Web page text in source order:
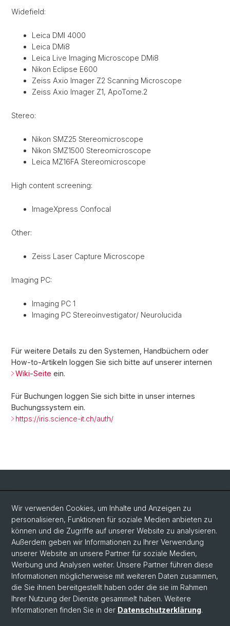
Widefield:
Leica DMI 4000
Leica DMi8
Leica Live Imaging Microscope DMi8
Nikon Eclipse E600
Zeiss Axio Imager Z2 Scanning Microscope
Zeiss Axio Imager Z1, ApoTome.2
Stereo:
Nikon SMZ25 Stereomicroscope
Nikon SMZ1500 Stereomicroscope
Leica MZ16FA Stereomicroscope
High content screening:
ImageXpress Confocal
Other:
Zeiss Laser Capture Microscope
Imaging PC:
Imaging PC 1
Imaging PC Stereoinvestigator/ Neurolucida
Für weitere Details zu den Systemen, Handbüchern oder
How-to-Artikeln loggen Sie sich bitte auf unserer internen
Wiki-Seite ein.
Für Buchungen loggen Sie sich bitte in unser internes
Buchungssystem ein.
https://iris.science-it.ch/auth/
Social Media
LinkedIn
Bluesky
Vimeo
Wir verwenden Cookies, um Inhalte und Anzeigen zu
personalisieren, Funktionen für soziale Medien anbieten zu
können und die Zugriffe auf unserer Website zu analysieren.
Außerdem geben wir Informationen zu Ihrer Verwendung
unserer Website an unsere Partner für soziale Medien,
Werbung und Analysen weiter. Unsere Partner führen diese
Informationen möglicherweise mit weiteren Daten zusammen,
die Sie ihnen bereitgestellt haben oder die sie im Rahmen
Ihrer Nutzung der Dienste gesammelt haben. Weitere
Informationen finden Sie in der Datenschutzerklärung.